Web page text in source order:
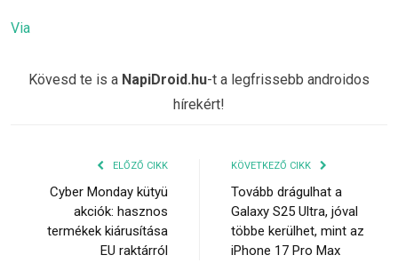
Via
Kövesd te is a NapiDroid.hu-t a legfrissebb androidos
hírekért!
ELŐZŐ CIKK
Cyber Monday kütyü
akciók: hasznos
termékek kiárusítása
EU raktárról
KÖVETKEZŐ CIKK
Tovább drágulhat a
Galaxy S25 Ultra, jóval
többe kerülhet, mint az
iPhone 17 Pro Max